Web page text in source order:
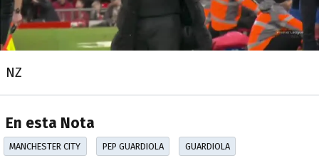
NZ
En esta Nota
MANCHESTER CITY PEP GUARDIOLA GUARDIOLA